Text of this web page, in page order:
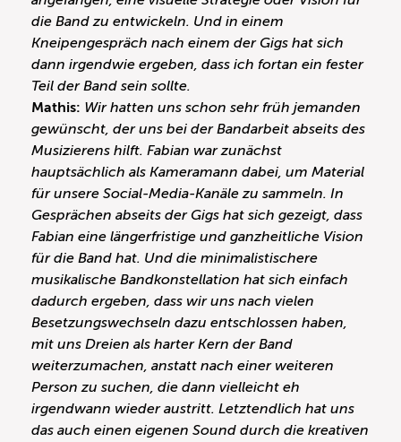
die Band zu entwickeln. Und in einem
Kneipengespräch nach einem der Gigs hat sich
dann irgendwie ergeben, dass ich fortan ein fester
Teil der Band sein sollte.
Mathis: Wir hatten uns schon sehr früh jemanden
gewünscht, der uns bei der Bandarbeit abseits des
Musizierens hilft. Fabian war zunächst
hauptsächlich als Kameramann dabei, um Material
für unsere Social-Media-Kanäle zu sammeln. In
Gesprächen abseits der Gigs hat sich gezeigt, dass
Fabian eine längerfristige und ganzheitliche Vision
für die Band hat. Und die minimalistischere
musikalische Bandkonstellation hat sich einfach
dadurch ergeben, dass wir uns nach vielen
Besetzungswechseln dazu entschlossen haben,
mit uns Dreien als harter Kern der Band
weiterzumachen, anstatt nach einer weiteren
Person zu suchen, die dann vielleicht eh
irgendwann wieder austritt. Letztendlich hat uns
das auch einen eigenen Sound durch die kreativen